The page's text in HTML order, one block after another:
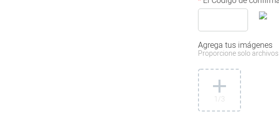
Agrega tus imágenes
Proporcione solo
1/3